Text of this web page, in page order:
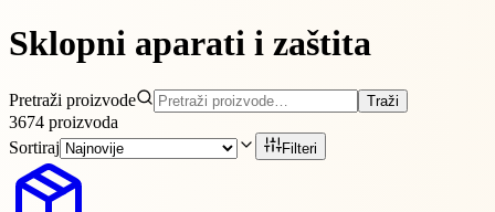
Sklopni aparati i zaštita
Pretraži proizvode Traži
3674 proizvoda
Sortiraj
Filteri